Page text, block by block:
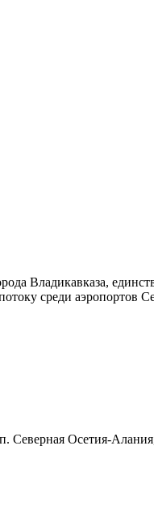
Владикавказа,
среди аэропортов
Северная Осетия-